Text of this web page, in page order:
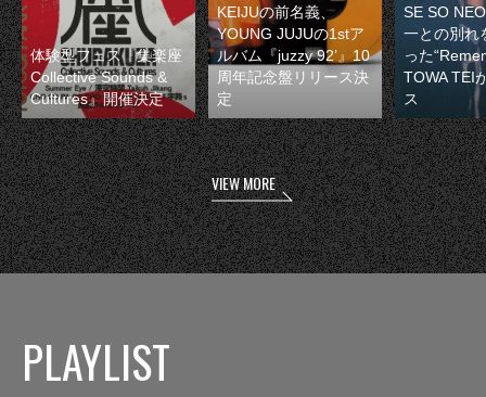
体験型フェス『集楽座
Collective Sounds &
Cultures』開催決定
KEIJUの前名義、
YOUNG JUJUの1stア
ルバム『juzzy 92’』10
周年記念盤リリース決
定
SE SO
一との別れ
った
TOWA TEI
ス
VIEW MORE
PLAYLIST